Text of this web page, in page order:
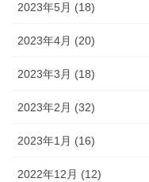
2023年5月 (18)
2023年4月 (20)
2023年3月 (18)
2023年2月 (32)
2023年1月 (16)
2022年12月 (12)